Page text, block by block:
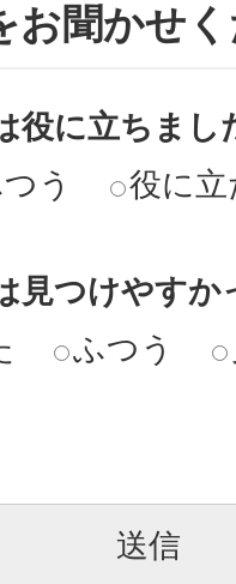
お聞かせ
役に立ちまし
う 役に
見つけやすか
ふつう